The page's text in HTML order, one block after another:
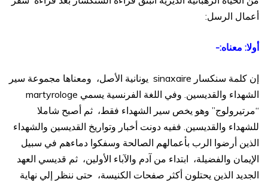
أعمال الرسل:
أولا: معناه:-
إن كلمة سنكسار sinaxaire يونانية الأصل، ومعناها مجموعة سير
الشهداء والقديسين. وفي اللغة الفرنسية يسمي martyrologe
“مرتيرولوج” وهو يخص سير الشهداء فقط، ثم أصبح شاملا
للشهداء والقديسين. ففيه دونت أخبار وتواريخ القديسين والشهداء
الذين أرضوا الرب بأعمالهم الصالحة وسفكوا دماءهم في سبيل
الإيمان والفضيلة، ابتداء من آدم والآباء الأولين، ثم قديسي العهد
الجديد الذين يحتلون أكثر صفحات الكنيسة، حتى ننظر إلي نهاية